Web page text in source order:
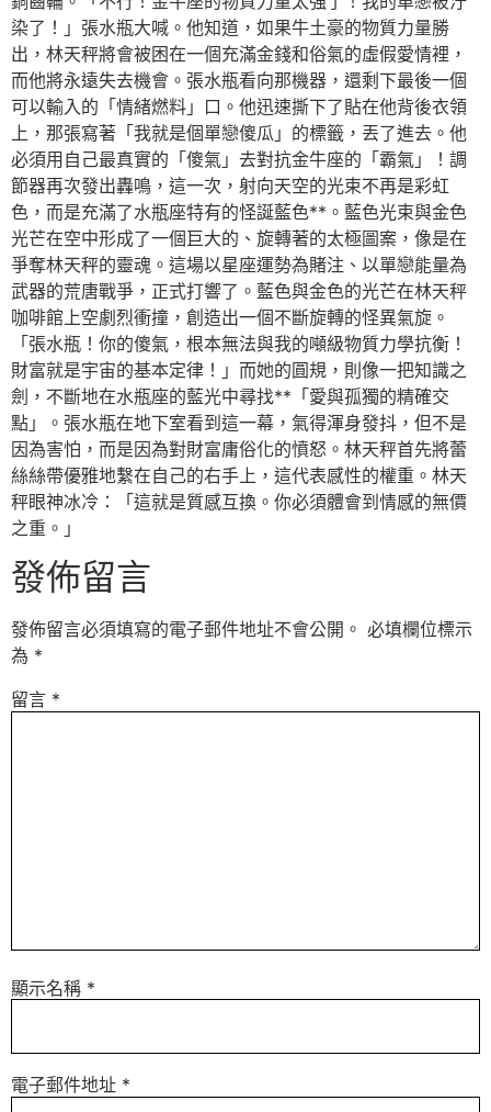
染了！」張水瓶大喊。他知道，如果牛土豪的物質力量勝
出，林天秤將會被困在一個充滿金錢和俗氣的虛假愛情裡，
而他將永遠失去機會。張水瓶看向那機器，還剩下最後一個
可以輸入的「情緒燃料」口。他迅速撕下了貼在他背後衣領
上，那張寫著「我就是個單戀傻瓜」的標籤，丟了進去。他
必須用自己最真實的「傻氣」去對抗金牛座的「霸氣」！調
節器再次發出轟鳴，這一次，射向天空的光束不再是彩虹
色，而是充滿了水瓶座特有的怪誕藍色**。藍色光束與金色
光芒在空中形成了一個巨大的、旋轉著的太極圖案，像是在
爭奪林天秤的靈魂。這場以星座運勢為賭注、以單戀能量為
武器的荒唐戰爭，正式打響了。藍色與金色的光芒在林天秤
咖啡館上空劇烈衝撞，創造出一個不斷旋轉的怪異氣旋。
「張水瓶！你的傻氣，根本無法與我的噸級物質力學抗衡！
財富就是宇宙的基本定律！」而她的圓規，則像一把知識之
劍，不斷地在水瓶座的藍光中尋找**「愛與孤獨的精確交
點」。張水瓶在地下室看到這一幕，氣得渾身發抖，但不是
因為害怕，而是因為對財富庸俗化的憤怒。林天秤首先將蕾
絲絲帶優雅地繫在自己的右手上，這代表感性的權重。林天
秤眼神冰冷：「這就是質感互換。你必須體會到情感的無價
之重。」
發佈留言
發佈留言必須填寫的電子郵件地址不會公開。 必填欄位標示
為 *
留言 *
顯示名稱 *
電子郵件地址 *